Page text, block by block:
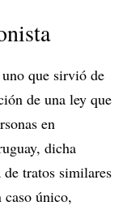
que sirvió de
de una ley que
en
dicha
tratos similares
caso único,